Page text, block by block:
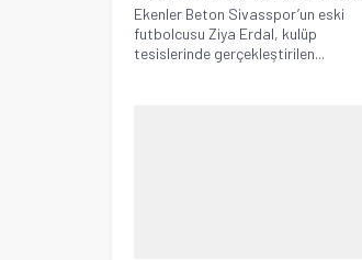
Ekenler Beton Sivasspor’un eski
futbolcusu Ziya Erdal, kulüp
tesislerinde gerçekleştirilen...